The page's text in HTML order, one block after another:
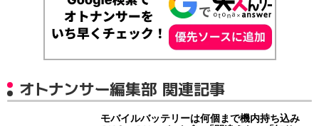
オトナンサー編集部 関連記事
モバイルバッテリーは何個まで機内持ち込み